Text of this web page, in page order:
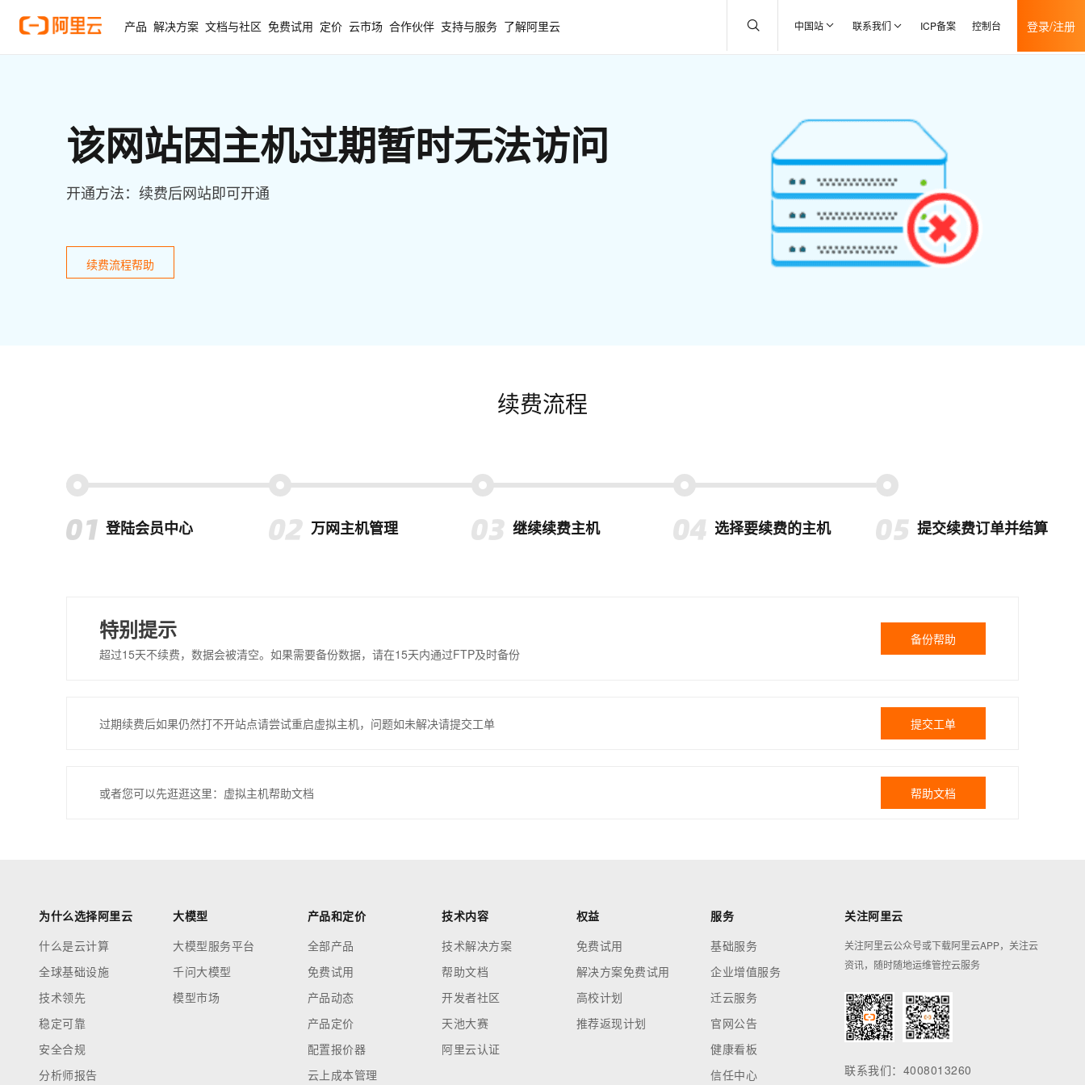
产品 解决方案 文档与社区 免费试用 定价 云市场 合作伙伴 支持与服务 了解阿里云 中国站 联系我们 ICP备案 控制台 登录/注册
该网站因主机过期暂时无法访问
开通方法：续费后网站即可开通
续费流程帮助
续费流程
登陆会员中心 万网主机管理 继续续费主机 选择要续费的主机 提交续费订单并结算
特别提示
超过15天不续费，数据会被清空。如果需要备份数据，请在15天内通过FTP及时备份
备份帮助
过期续费后如果仍然打不开站点请尝试重启虚拟主机，问题如未解决请提交工单 提交工单
或者您可以先逛逛这里：虚拟主机帮助文档 帮助文档